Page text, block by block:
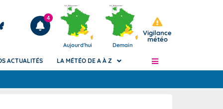
Articles
4
Aujourd'hui Demain
Vigilance
météo
ACTUALITÉS LA MÉTÉO DE A À Z